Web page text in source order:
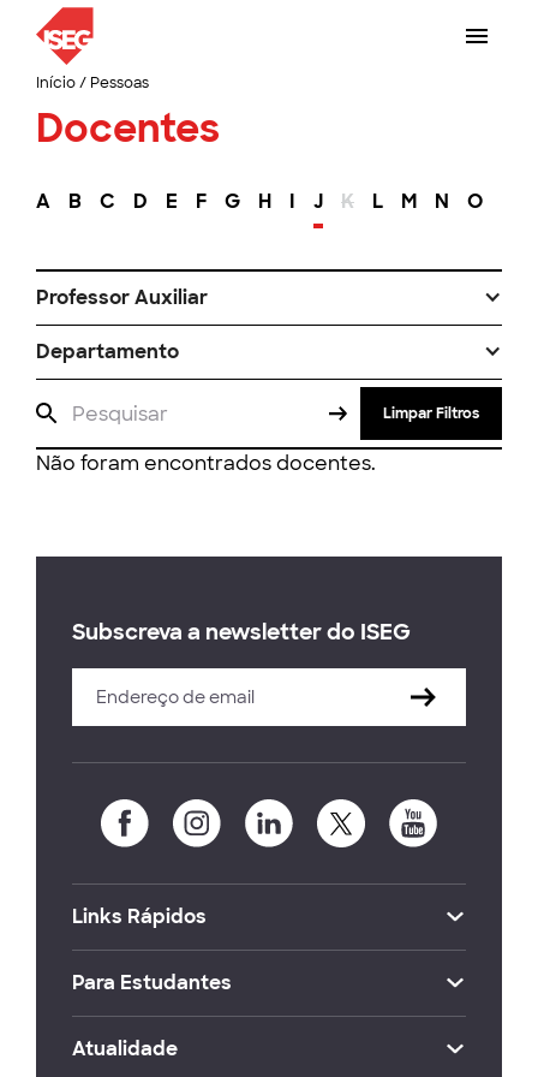
Início/ Pessoas
Docentes
A B C D E F G H I J K L M N O
Professor Auxiliar
Departamento
Limpar Filtros
Não foram encontrados docentes.
Subscreva a newsletter do ISEG
Links Rápidos
Para Estudantes
Atualidade